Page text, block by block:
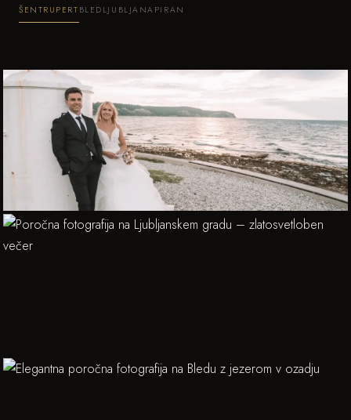
ŠENTRUPERT BLED LJUBLJANA PIRAN